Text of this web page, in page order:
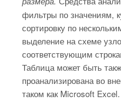
фильтры по значениям,
сортировку по
выделение на схеме
соответствующим
Таблица может быть
проанализирована во
таком как Microsoft Excel.